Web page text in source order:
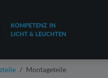
Montageteile